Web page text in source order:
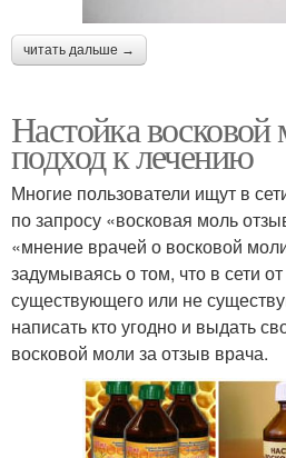
читать дальше →
Настойка
подход к лечению
Многие пользователи ищут в
по запросу «восковая моль
«мнение врачей о восковой
задумываясь о том, что в сети
существующего или не
написать кто угодно и выдать
восковой моли за отзыв врача.